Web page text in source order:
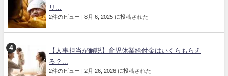
リ...
2件のビュー | 8月 6, 2025 に投稿された
【人事担当が解説】育児休業給付金はいくらもらえ
る？...
2件のビュー | 2月 26, 2026 に投稿された